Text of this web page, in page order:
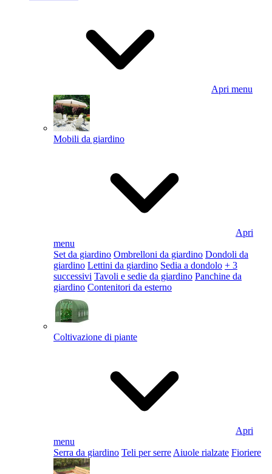
Apri menu
Mobili da giardino
Apri
menu
Set da giardino Ombrelloni da giardino Dondoli da
giardino Lettini da giardino Sedia a dondolo + 3
successivi Tavoli e sedie da giardino Panchine da
giardino Contenitori da esterno
Coltivazione di piante
Apri
menu
Serra da giardino Teli per serre Aiuole rialzate Fioriere